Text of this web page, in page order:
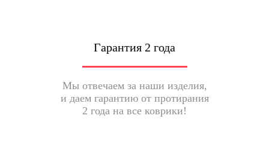
Гарантия 2 года
Мы отвечаем за наши изделия,
и даем гарантию от протирания
2 года на все коврики!